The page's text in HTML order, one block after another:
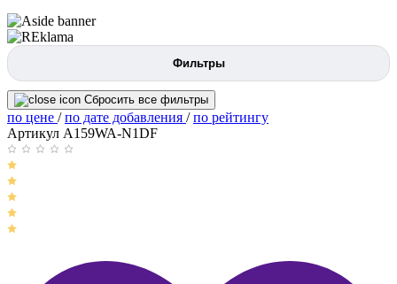
Фильтры
Сбросить все фильтры
по цене /по дате добавления /по рейтингу
Артикул A159WA-N1DF